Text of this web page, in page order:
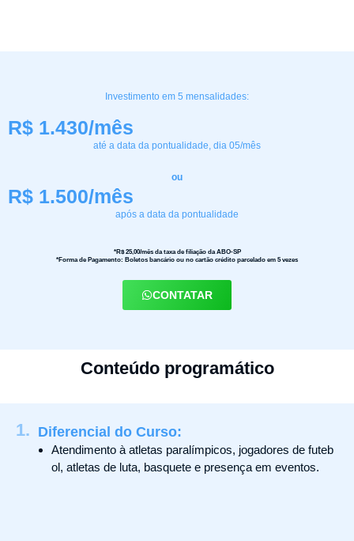
Investimento em 5 mensalidades:
R$ 1.430/mês
até a data da pontualidade, dia 05/mês
ou
R$ 1.500/mês
após a data da pontualidade
*R$ 25,00/mês da taxa de filiação da ABO-SP
*Forma de Pagamento: Boletos bancário ou no cartão crédito parcelado em 5 vezes
CONTATAR
Conteúdo programático
1. Diferencial do Curso:
Atendimento à atletas paralímpicos, jogadores de futeb
ol, atletas de luta, basquete e presença em eventos.